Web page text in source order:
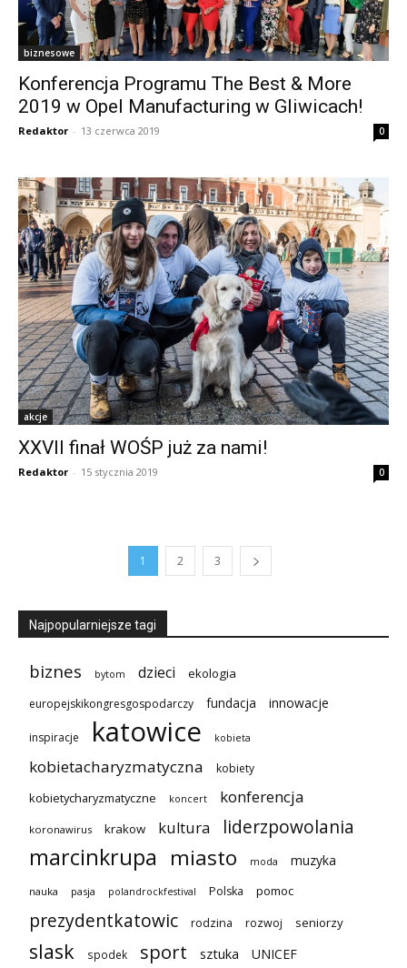
biznesowe
Konferencja Programu The Best & More
2019 w Opel Manufacturing w Gliwicach!
Redaktor - 13 czerwca 2019 0
akcje
XXVII finał WOŚP już za nami!
Redaktor - 15 stycznia 2019 0
1 2 3
Najpopularniejsze tagi
biznes bytom dzieci ekologia
europejskikongresgospodarczy fundacja innowacje
inspiracje katowice kobieta
kobietacharyzmatyczna kobiety
kobietycharyzmatyczne koncert konferencja
koronawirus krakow kultura liderzpowolania
marcinkrupa miasto moda muzyka
nauka pasja polandrockfestival Polska pomoc
prezydentkatowic rodzina rozwoj seniorzy
slask spodek sport sztuka UNICEF